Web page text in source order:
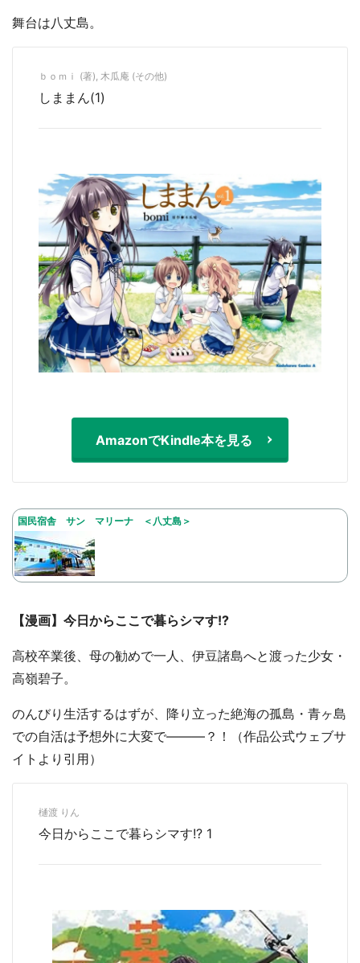
舞台は八丈島。
ｂｏｍｉ (著), 木瓜庵 (その他)
しままん(1)
AmazonでKindle本を見る
国民宿舎 サン マリーナ ＜八丈島＞
【漫画】今日からここで暮らシマす!?
高校卒業後、母の勧めで一人、伊豆諸島へと渡った少女・
高嶺碧子。
のんびり生活するはずが、降り立った絶海の孤島・青ヶ島
での自活は予想外に大変で―――？！（作品公式ウェブサ
イトより引用）
樋渡 りん
今日からここで暮らシマす!? 1